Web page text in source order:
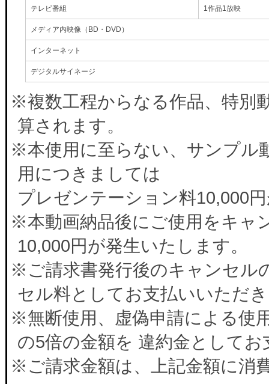
テレビ番組 1作品1放映
メディア内映像（BD・DVD）
インターネット
デジタルサイネージ
※複数工程からなる作品、特別
算されます。
※本使用に至らない、サンプル
用につきましては
プレゼンテーション料10,000
※本動画納品後にご使用をキャ
10,000円が発生いたします。
※ご請求書発行後のキャンセル
セル料としてお支払いいただ
※無断使用、虚偽申請による使
の5倍の金額を 違約金として
※ご請求金額は、上記金額に消